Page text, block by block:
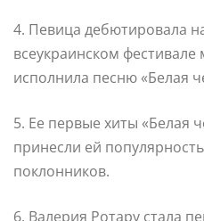
4. Певица дебютировала
всеукраинском фестивале
исполнила песню «Белая
5. Ее первые хиты «Белая
принесли ей
поклонников.
6. Валерия Ротару стала